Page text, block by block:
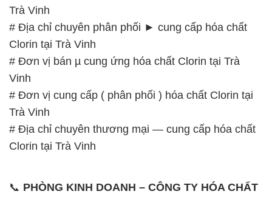
Trà Vinh
# Địa chỉ chuyên phân phối ► cung cấp hóa chất
Clorin tại Trà Vinh
# Đơn vị bán µ cung ứng hóa chất Clorin tại Trà
Vinh
# Đơn vị cung cấp ( phân phối ) hóa chất Clorin tại
Trà Vinh
# Địa chỉ chuyên thương mại — cung cấp hóa chất
Clorin tại Trà Vinh
📞 PHÒNG KINH DOANH – CÔNG TY HÓA CHẤT